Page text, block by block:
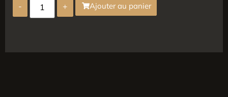
- + Ajouter au panier